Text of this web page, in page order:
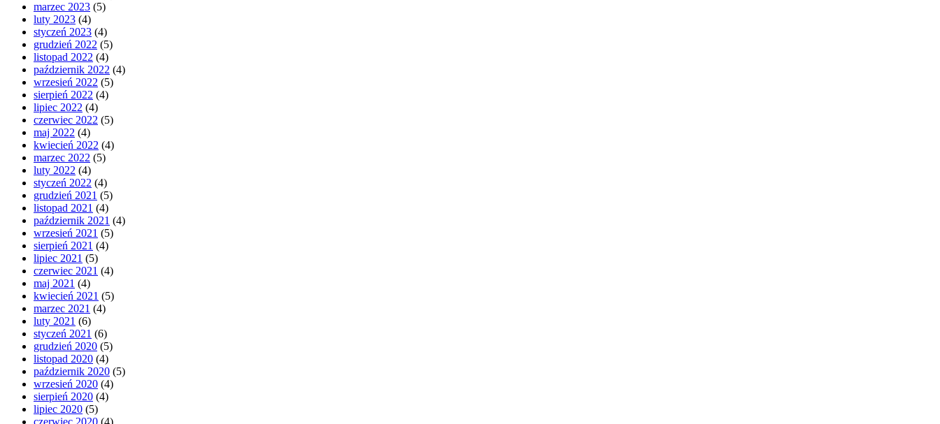
marzec 2023 (5)
luty 2023 (4)
styczeń 2023 (4)
grudzień 2022 (5)
listopad 2022 (4)
październik 2022 (4)
wrzesień 2022 (5)
sierpień 2022 (4)
lipiec 2022 (4)
czerwiec 2022 (5)
maj 2022 (4)
kwiecień 2022 (4)
marzec 2022 (5)
luty 2022 (4)
styczeń 2022 (4)
grudzień 2021 (5)
listopad 2021 (4)
październik 2021 (4)
wrzesień 2021 (5)
sierpień 2021 (4)
lipiec 2021 (5)
czerwiec 2021 (4)
maj 2021 (4)
kwiecień 2021 (5)
marzec 2021 (4)
luty 2021 (6)
styczeń 2021 (6)
grudzień 2020 (5)
listopad 2020 (4)
październik 2020 (5)
wrzesień 2020 (4)
sierpień 2020 (4)
lipiec 2020 (5)
czerwiec 2020 (4)